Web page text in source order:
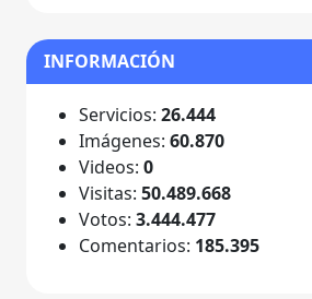
INFORMACIÓN
Servicios: 26.444
Imágenes: 60.870
Videos: 0
Visitas: 50.489.668
Votos: 3.444.477
Comentarios: 185.395